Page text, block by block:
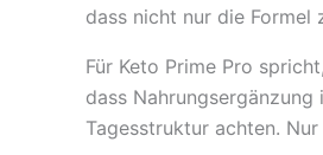
dass nicht nur die
Für Keto Prime Pro
dass
Tagesstruktur achten.